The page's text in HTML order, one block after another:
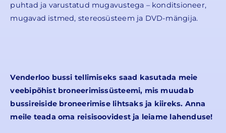
puhtad ja varustatud mugavustega – konditsioneer,
mugavad istmed, stereosüsteem ja DVD-mängija.
Venderloo bussi tellimiseks saad kasutada meie
veebipõhist broneerimissüsteemi, mis muudab
bussireiside broneerimise lihtsaks ja kiireks. Anna
meile teada oma reisisoovidest ja leiame lahenduse!